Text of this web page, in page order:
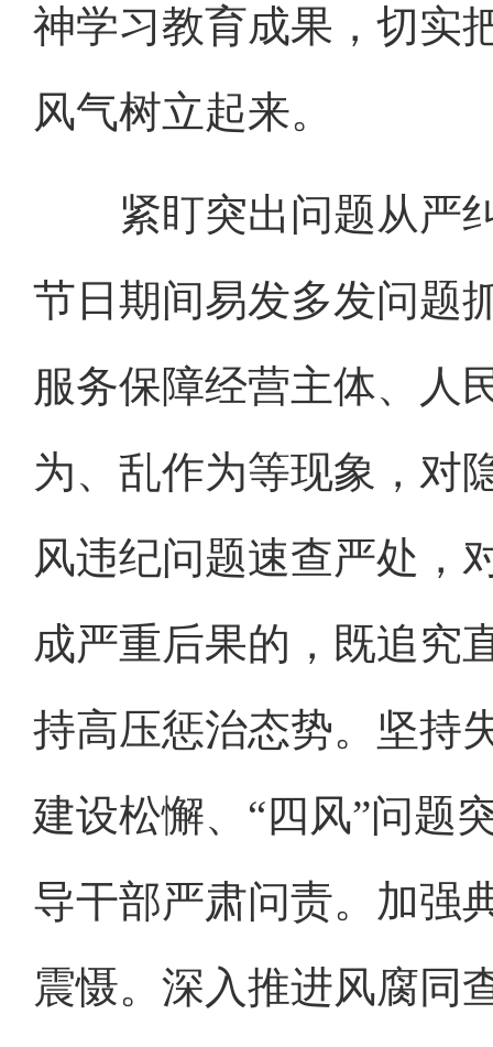
神学习教育成果，切实
风气树立起来。
紧盯突出问题从严纠
节日期间易发多发问题
服务保障经营主体、人
为、乱作为等现象，对
风违纪问题速查严处，
成严重后果的，既追究
持高压惩治态势。坚持
建设松懈、“四风”问题
导干部严肃问责。加强
震慑。深入推进风腐同